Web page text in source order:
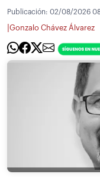
Publicación: 02/08/2026
Gonzalo Chávez Álvarez